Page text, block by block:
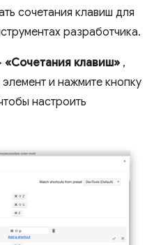
сочетания клавиш для
разработчика.
«Сочетания клавиш» ,
и нажмите кнопку
настроить